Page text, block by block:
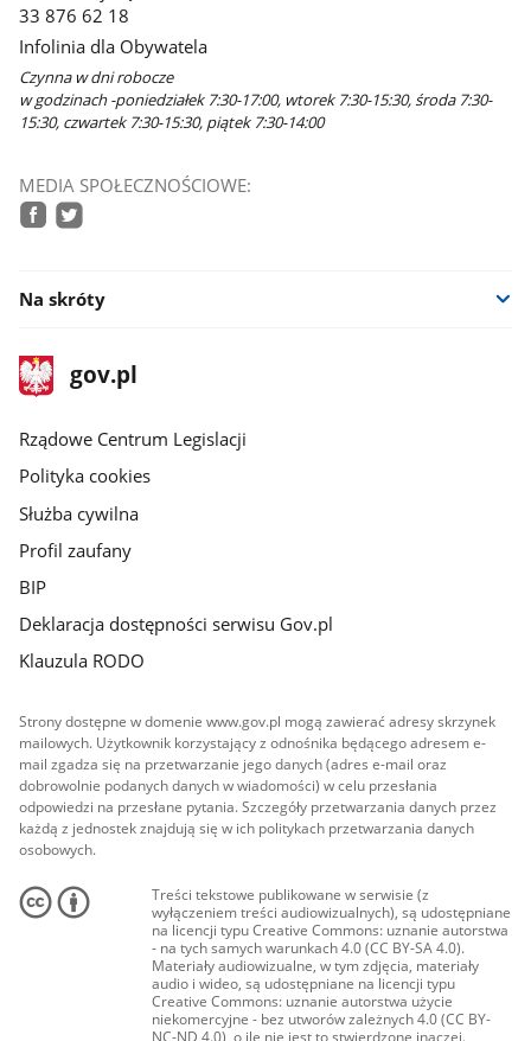
33 876 62 18
Infolinia dla Obywatela
Czynna w dni robocze
w godzinach -poniedziałek 7:30-17:00, wtorek 7:30-15:30, środa 7:30-
15:30, czwartek 7:30-15:30, piątek 7:30-14:00
MEDIA SPOŁECZNOŚCIOWE:
Na skróty
stopka
gov.plStrona
gov.pl
Rządowe Centrum Legislacji
Polityka cookies
Służba cywilna
Profil zaufany
BIP
Deklaracja dostępności serwisu Gov.pl
Klauzula RODO
Strony dostępne w domenie www.gov.pl mogą zawierać adresy skrzynek
mailowych. Użytkownik korzystający z odnośnika będącego adresem e-
mail zgadza się na przetwarzanie jego danych (adres e-mail oraz
dobrowolnie podanych danych w wiadomości) w celu przesłania
odpowiedzi na przesłane pytania. Szczegóły przetwarzania danych przez
każdą z jednostek znajdują się w ich politykach przetwarzania danych
osobowych.
Treści tekstowe publikowane w serwisie (z
wyłączeniem treści audiowizualnych), są udostępniane
na licencji typu Creative Commons: uznanie autorstwa
- na tych samych warunkach 4.0 (CC BY-SA 4.0).
Materiały audiowizualne, w tym zdjęcia, materiały
audio i wideo, są udostępniane na licencji typu
Creative Commons: uznanie autorstwa użycie
niekomercyjne - bez utworów zależnych 4.0 (CC BY-
NC-ND 4.0), o ile nie jest to stwierdzone inaczej.